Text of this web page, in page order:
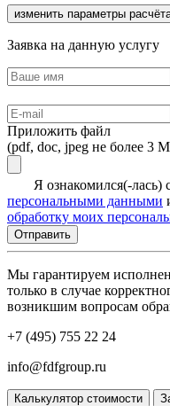
изменить параметры
Заявка на данную услугу
Приложить файл
(pdf, doc, jpeg не более 3
Я ознакомился(-лась)
персональными данными
обработку моих
Мы гарантируем
только в случае
возникшим вопросам
+7 (495) 755 22 24
info@fdfgroup.ru
Калькулятор стоимости